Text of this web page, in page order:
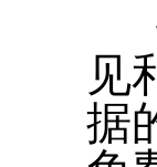
见
据